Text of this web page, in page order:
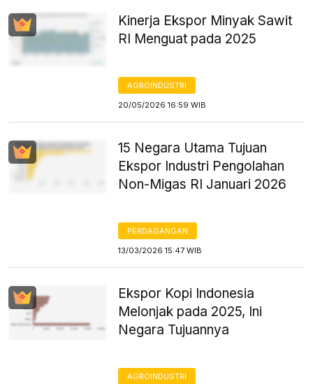
Kinerja Ekspor Minyak Sawit
RI Menguat pada 2025
AGROINDUSTRI
20/05/2026 16:59 WIB
15 Negara Utama Tujuan
Ekspor Industri Pengolahan
Non-Migas RI Januari 2026
PERDAGANGAN
13/03/2026 15:47 WIB
Ekspor Kopi Indonesia
Melonjak pada 2025, Ini
Negara Tujuannya
AGROINDUSTRI